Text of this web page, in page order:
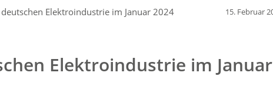
Elektroindustrie im Januar 2024 15. Februar
Elektroindustrie im Januar